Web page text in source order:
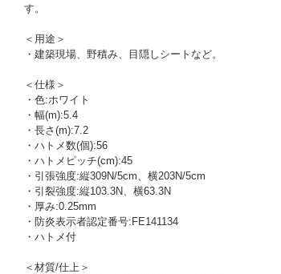
す。
＜用途＞
・建築現場、野積み、目隠しシートなど。
＜仕様＞
・色:ホワイト
・幅(m):5.4
・長さ(m):7.2
・ハトメ数(個):56
・ハトメピッチ(cm):45
・引張強度:縦309N/5cm、横203N/5cm
・引裂強度:縦103.3N、横63.3N
・厚み:0.25mm
・防炎表示者認定番号:FE141134
・ハトメ付
＜材質/仕上＞